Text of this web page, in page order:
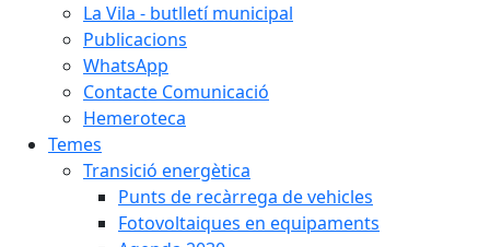
La Vila - butlletí municipal
Publicacions
WhatsApp
Contacte Comunicació
Hemeroteca
Temes
Transició energètica
Punts de recàrrega de vehicles
Fotovoltaiques en equipaments